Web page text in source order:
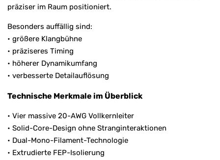
präziser im Raum positioniert.
Besonders auffällig sind:
• größere Klangbühne
• präziseres Timing
• höherer Dynamikumfang
• verbesserte Detailauflösung
Technische Merkmale im Überblick
• Vier massive 20-AWG Vollkernleiter
• Solid-Core-Design ohne Stranginteraktionen
• Dual-Mono-Filament-Technologie
• Extrudierte FEP-Isolierung